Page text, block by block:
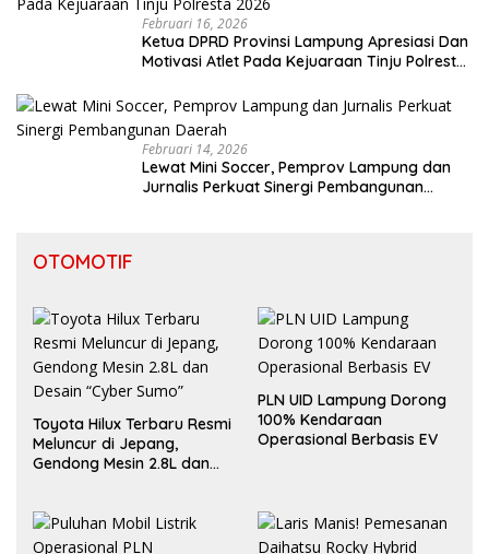
Februari 16, 2026
Ketua DPRD Provinsi Lampung Apresiasi Dan
Motivasi Atlet Pada Kejuaraan Tinju Polresta
Februari 14, 2026
Lewat Mini Soccer, Pemprov Lampung dan
Jurnalis Perkuat Sinergi Pembangunan
OTOMOTIF
Toyota Hilux Terbaru Resmi
Meluncur di Jepang,
Gendong Mesin 2.8L dan
PLN UID Lampung Dorong
100% Kendaraan
Operasional Berbasis EV